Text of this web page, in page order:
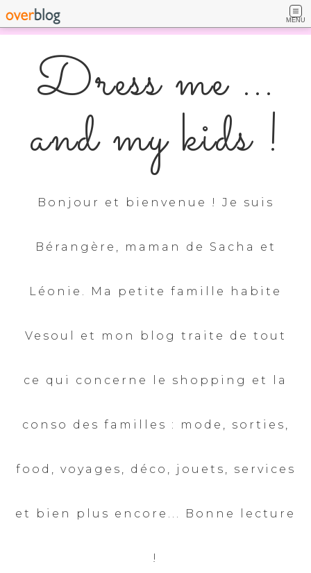
MENU
Dress me ...
and my kids !
Bonjour et bienvenue ! Je suis
Bérangère, maman de Sacha et
Léonie. Ma petite famille habite
Vesoul et mon blog traite de tout
ce qui concerne le shopping et la
conso des familles : mode, sorties,
food, voyages, déco, jouets, services
et bien plus encore... Bonne lecture
!